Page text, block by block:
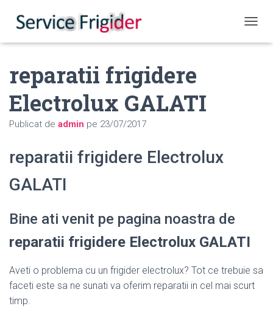
reparatii frigidere
Electrolux GALATI
Publicat de admin pe 23/07/2017
reparatii frigidere Electrolux
GALATI
Bine ati venit pe pagina noastra de
reparatii frigidere Electrolux GALATI
Aveti o problema cu un frigider electrolux? Tot ce trebuie sa
faceti este sa ne sunati va oferim reparatii in cel mai scurt
timp.